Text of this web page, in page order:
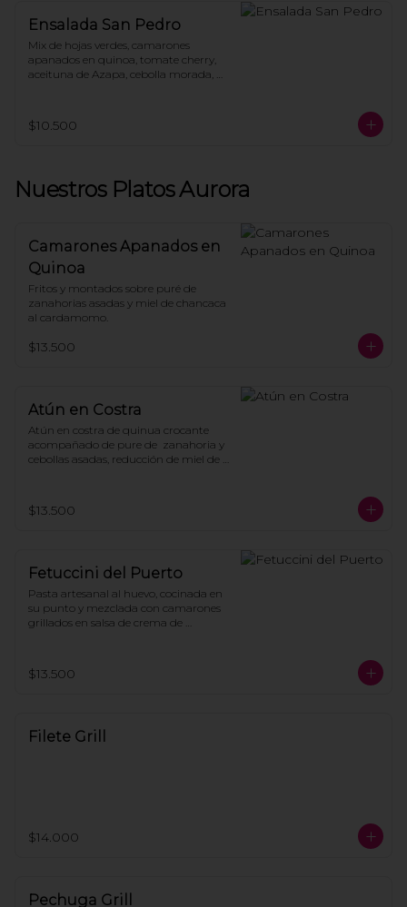
Ensalada San Pedro
Mix de hojas verdes, camarones
apanados en quinoa, tomate cherry,
aceituna de Azapa, cebolla morada,
$10.500
Nuestros Platos Aurora
Camarones Apanados en
Quinoa
Fritos y montados sobre puré de
zanahorias asadas y miel de chancaca
al cardamomo.
$13.500
Atún en Costra
Atún en costra de quinua crocante
acompañado de pure de  zanahoria y
cebollas asadas, reducción de miel de
$13.500
Fetuccini del Puerto
Pasta artesanal al huevo, cocinada en
su punto y mezclada con camarones
grillados en salsa de crema de
$13.500
Filete Grill
$14.000
Pechuga Grill